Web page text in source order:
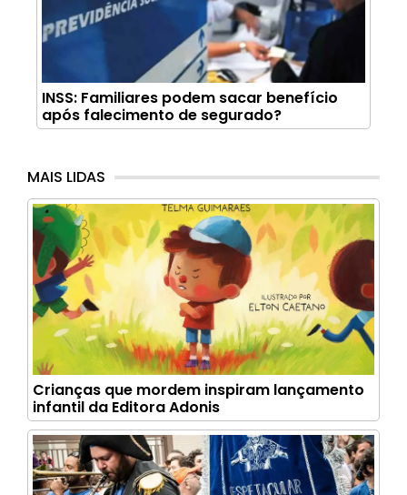
INSS: Familiares podem sacar benefício
após falecimento de segurado?
MAIS LIDAS
Crianças que mordem inspiram lançamento
infantil da Editora Adonis